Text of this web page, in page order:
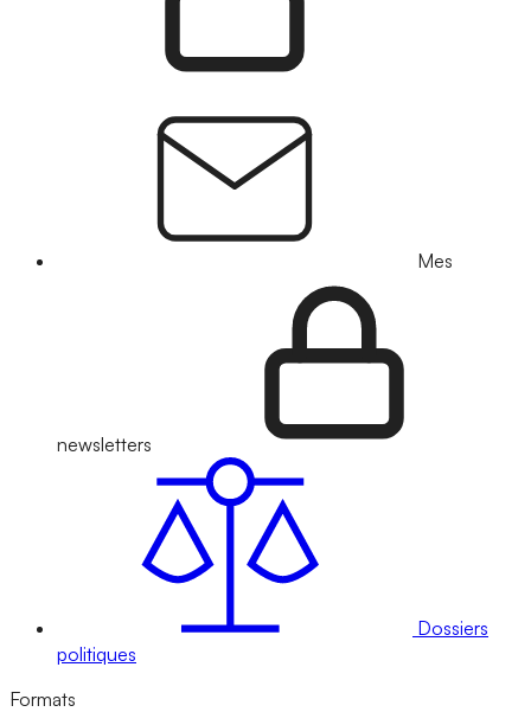
Mes
newsletters
Dossiers
politiques
Formats